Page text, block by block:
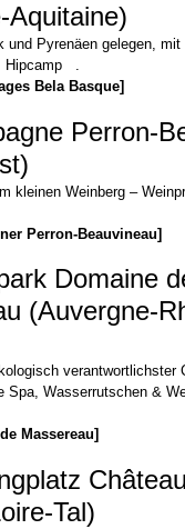
Aquitaine)
und Pyrenäen gelegen, mit
Hipcamp
Bela Basque]
Perron-
kleinen Weinberg –
Perron-Beauvineau]
Domaine
(Auvergne-
verantwortlichster
Spa, Wasserrutschen &
Massereau]
Tal)